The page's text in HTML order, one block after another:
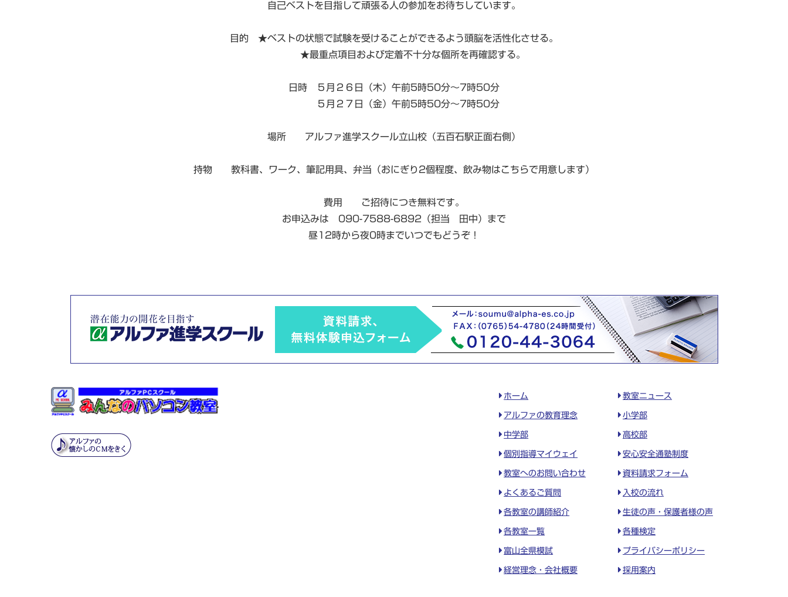
自己ベストを目指して頑張る人の参加をお待ちしています。
目的 ★ベストの状態で試験を受けることができるよう頭脳を活性化させる。
★最重点項目および定着不十分な個所を再確認する。
日時 ５月２６日（木）午前5時50分～7時50分
５月２７日（金）午前5時50分～7時50分
場所 アルファ進学スクール立山校（五百石駅正面右側）
持物 教科書、ワーク、筆記用具、弁当（おにぎり2個程度、飲み物はこちらで用意します）
費用 ご招待につき無料です。
お申込みは 090-7588-6892（担当 田中）まで
昼12時から夜0時までいつでもどうぞ！
ホーム 教室ニュース
アルファの教育理念 小学部
中学部 高校部
個別指導マイウェイ 安心安全通塾制度
教室へのお問い合わせ 資料請求フォーム
よくあるご質問 入校の流れ
各教室の講師紹介 生徒の声・保護者様の声
各教室一覧 各種検定
富山全県模試 プライバシーポリシー
経営理念・会社概要 採用案内